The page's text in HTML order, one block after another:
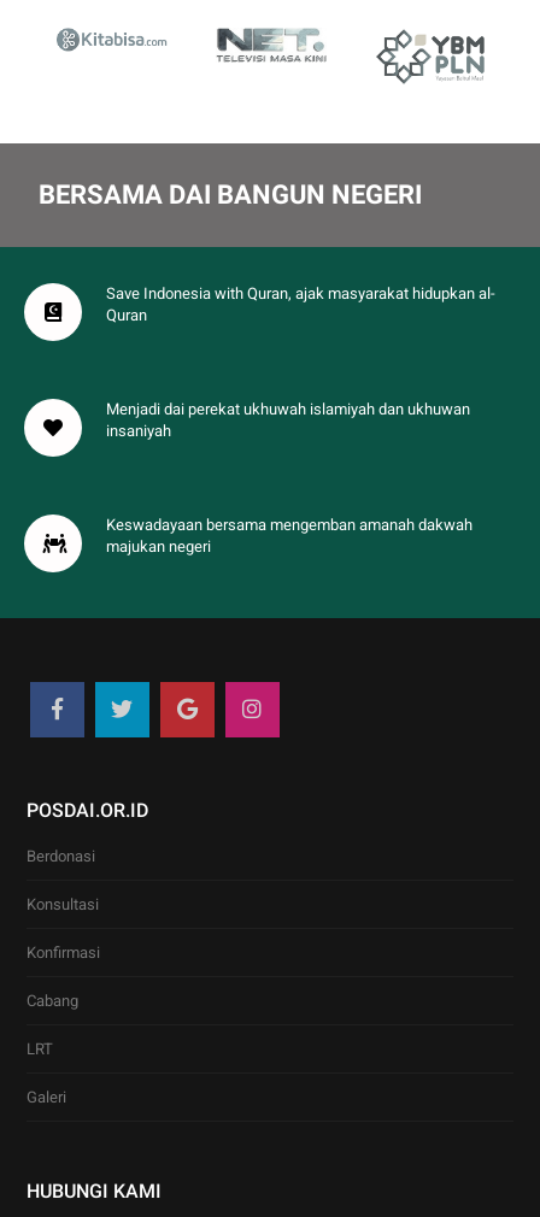
BERSAMA DAI BANGUN NEGERI
Save Indonesia with Quran, ajak masyarakat hidupkan al-
Quran
Menjadi dai perekat ukhuwah islamiyah dan ukhuwan
insaniyah
Keswadayaan bersama mengemban amanah dakwah
majukan negeri
POSDAI.OR.ID
Berdonasi
Konsultasi
Konfirmasi
Cabang
LRT
Galeri
HUBUNGI KAMI